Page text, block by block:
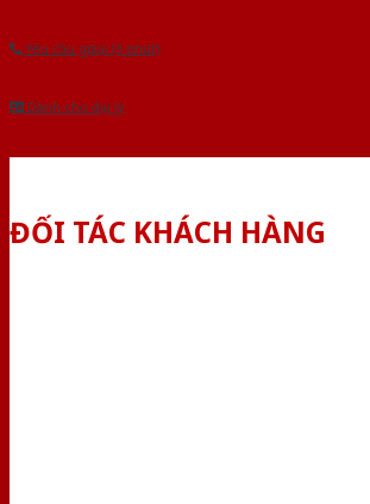
Yêu cầu gọi lại (3 phút)
Dành cho đại lý
ĐỐI TÁC KHÁCH HÀNG